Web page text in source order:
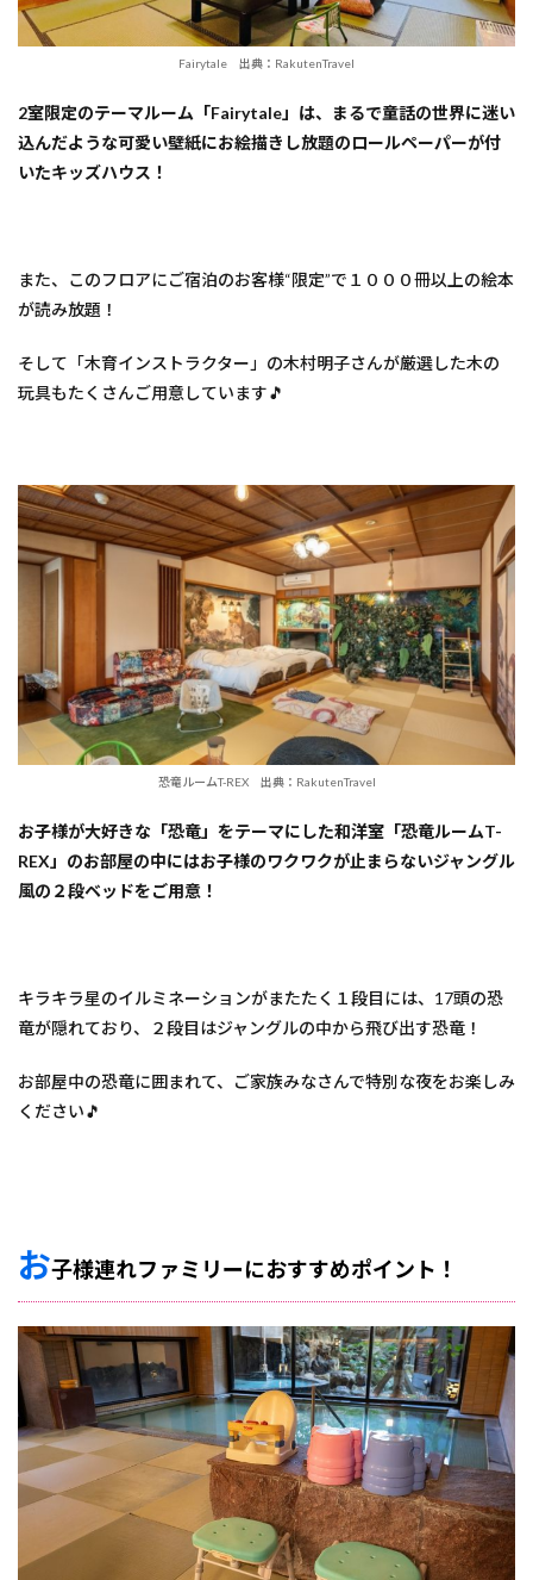
Fairytale 出典：RakutenTravel
2室限定のテーマルーム「Fairytale」は、まるで童話の世界に迷い
込んだような可愛い壁紙にお絵描きし放題のロールペーパーが付
いたキッズハウス！
また、このフロアにご宿泊のお客様“限定”で１０００冊以上の絵本
が読み放題！
そして「木育インストラクター」の木村明子さんが厳選した木の
玩具もたくさんご用意しています🎵
恐竜ルームT-REX 出典：RakutenTravel
お子様が大好きな「恐竜」をテーマにした和洋室「恐竜ルームT-
REX」のお部屋の中にはお子様のワクワクが止まらないジャングル
風の２段ベッドをご用意！
キラキラ星のイルミネーションがまたたく１段目には、17頭の恐
竜が隠れており、２段目はジャングルの中から飛び出す恐竜！
お部屋中の恐竜に囲まれて、ご家族みなさんで特別な夜をお楽しみ
ください🎵
お子様連れファミリーにおすすめポイント！